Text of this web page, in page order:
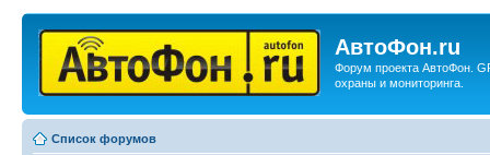
АвтоФон.ru
Форум проекта АвтоФон.
охраны и мониторинга.
Список форумов